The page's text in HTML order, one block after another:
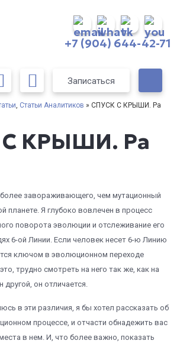
+7 (904) 644-42-71
Записаться
, Статьи Аналитиков » СПУСК С КРЫШИ. Ра
КРЫШИ. Ра
завораживающего, чем мутационный
планете. Я глубоко вовлечен в процесс
поворота эволюции и отслеживание его
6-ой Линии. Если человек несет 6-ю Линию
ключом в эволюционном переходе
трудно смотреть на него так же, как на
другой, он отличается.
в эти различия, я бы хотел рассказать об
процессе, и отчасти обнадежить вас
в нем. И, что более важно, показать